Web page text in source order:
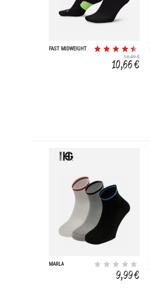
FAST MIDWEIGHT
13,49 €
10,66 €
MARLA
9,99 €